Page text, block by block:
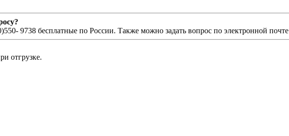
9738 бесплатные по России. Также можно задать вопрос по электронной почте
отгрузке.